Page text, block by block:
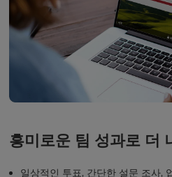
흥미로운 팀 성과로 더
일상적인 투표, 간단한 설문 조사,